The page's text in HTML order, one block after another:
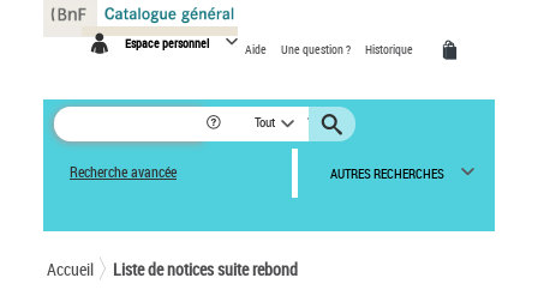
Espace personnel Aide Une question ? Historique
Tout
Recherche avancée AUTRES RECHERCHES
Accueil Liste de notices suite rebond
Panneau de gestion des cookies